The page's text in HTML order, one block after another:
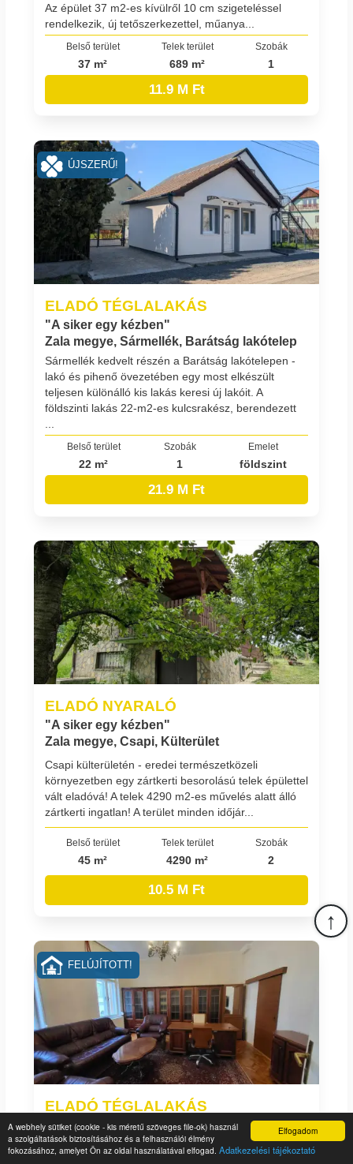
Elfogadom
A webhely sütiket (cookie - kis méretű szöveges file-ok) használ
a szolgáltatások biztosításához és a felhasználói élmény
fokozásához, amelyet Ön az oldal használatával elfogad. Adatkezelési tájékoztató
Az épület 37 m2-es kívülről 10 cm szigeteléssel
rendelkezik, új tetőszerkezettel, műanya...
Belső terület
37 m²
Telek terület
689 m²
Szobák
1
11.9 M Ft
ELADÓ TÉGLALAKÁS
"A siker egy kézben"
Zala megye, Sármellék, Barátság lakótelep
Sármellék kedvelt részén a Barátság lakótelepen -
lakó és pihenő övezetében egy most elkészült
teljesen különálló kis lakás keresi új lakóit. A
földszinti lakás 22-m2-es kulcsrakész, berendezett
Belső terület
22 m²
Szobák
1
Emelet
földszint
21.9 M Ft
ÚJSZERŰ!
ELADÓ NYARALÓ
"A siker egy kézben"
Zala megye, Csapi, Külterület
Csapi külterületén - eredei természetközeli
környezetben egy zártkerti besorolású telek épülettel
vált eladóvá! A telek 4290 m2-es művelés alatt álló
zártkerti ingatlan! A terület minden időjár...
Belső terület
45 m²
Telek terület
4290 m²
Szobák
2
10.5 M Ft
ELADÓ TÉGLALAKÁS
A siker egy kézben
Zala megye, Keszthely, Belváros
FELÚJÍTOTT!
↑